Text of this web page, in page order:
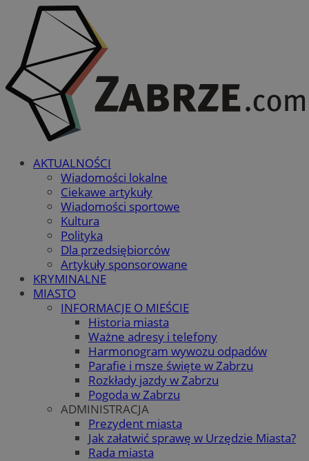
AKTUALNOŚCI
Wiadomości lokalne
Ciekawe artykuły
Wiadomości sportowe
Kultura
Polityka
Dla przedsiębiorców
Artykuły sponsorowane
KRYMINALNE
MIASTO
INFORMACJE O MIEŚCIE
Historia miasta
Ważne adresy i telefony
Harmonogram wywozu odpadów
Parafie i msze święte w Zabrzu
Rozkłady jazdy w Zabrzu
Pogoda w Zabrzu
ADMINISTRACJA
Prezydent miasta
Jak załatwić sprawę w Urzędzie Miasta?
Rada miasta